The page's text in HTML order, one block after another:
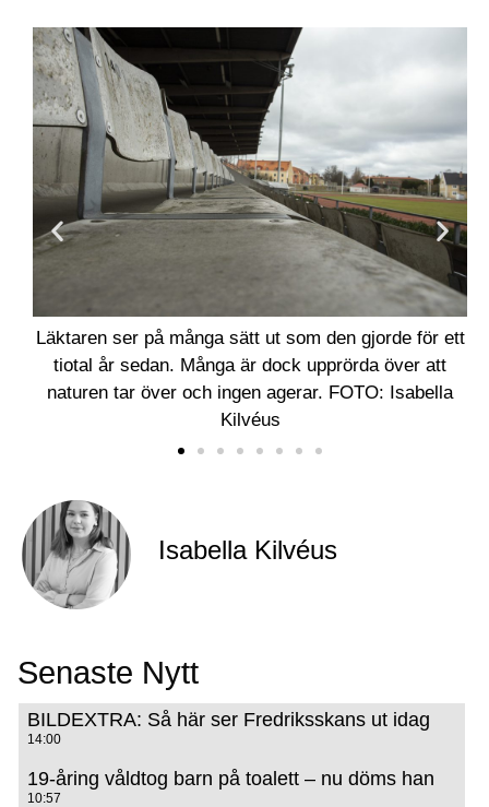
Läktaren ser på många sätt ut som den gjorde för ett
tiotal år sedan. Många är dock upprörda över att
naturen tar över och ingen agerar. FOTO: Isabella
Kilvéus
Isabella Kilvéus
Senaste Nytt
BILDEXTRA: Så här ser Fredriksskans ut idag
14:00
19-åring våldtog barn på toalett – nu döms han
10:57